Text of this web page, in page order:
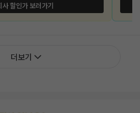
사 할인가 보러가기
더보기